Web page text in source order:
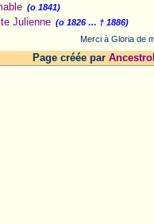
(o 1841)
Julienne (o 1826 … † 1886)
Merci à Gloria de
Page créée par